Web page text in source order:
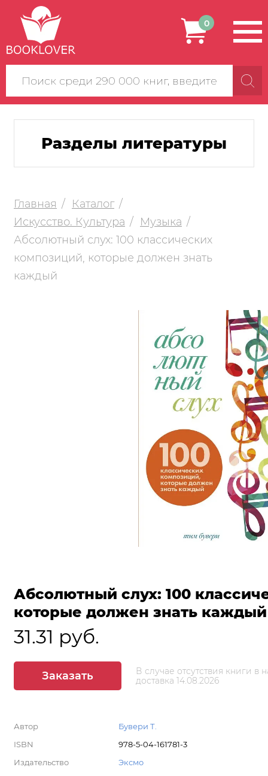
Поиск
по
сайту
0
Разделы литературы
Главная
Каталог
Искусство. Культура
Музыка
Абсолютный слух: 100 классических
композиций, которые должен знать
каждый
Абсолютный слух: 100
которые должен знать каждый
31.31 руб.
Заказать
В случае отсутствия книги в
доставка 14.08.2026
Автор
Бувери Т.
ISBN
978-5-04-161781-3
Издательство
Эксмо